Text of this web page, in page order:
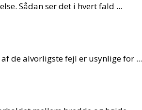
Sådan ser det i hvert fald ...
de alvorligste fejl er usynlige for ...